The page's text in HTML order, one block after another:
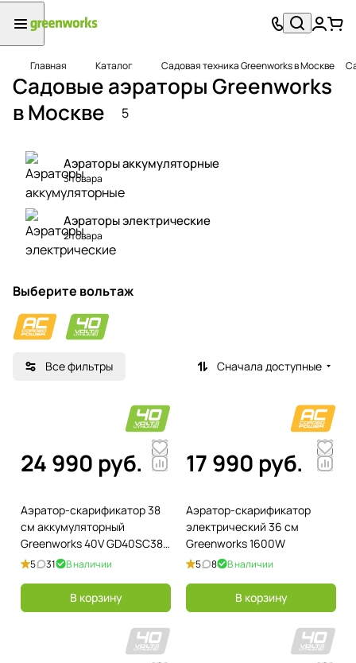
Главная Каталог Садовая техника Greenworks в Москве
Садовые аэраторы Greenworks
в Москве
5
Аэраторы аккумуляторные
3 товара
Аэраторы электрические
2 товара
Выберите вольтаж
Все фильтры Сначала доступные
24 990 руб.
Аэратор-скарификатор 38
см аккумуляторный
Greenworks 40V GD40SC38II
2517607, бесщеточный, без
5 31 В наличии
В корзину
17 990 руб.
Аэратор-скарификатор
электрический 36 см
Greenworks 1600W
5 8 В наличии
В корзину